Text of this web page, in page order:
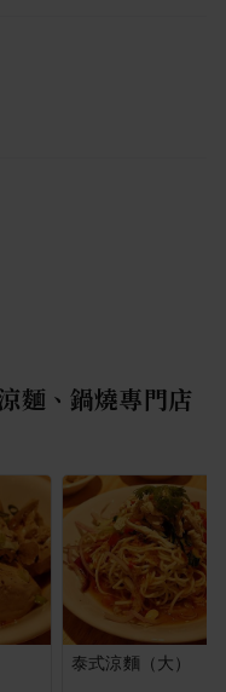
麵、鍋燒專門店
泰式涼麵（大）